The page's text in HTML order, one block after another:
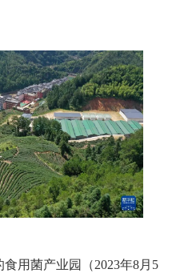
用菌产业园（2023年8月5